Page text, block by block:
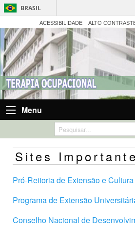
BRASIL
ACESSIBILIDADE ALTO
Menu
Sites
Pró-Reitoria de Extensão e
Programa de Extensão
Conselho Nacional de